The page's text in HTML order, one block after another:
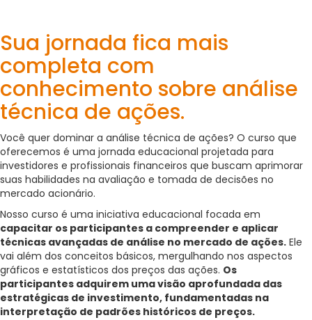
Sua jornada fica mais
completa com
conhecimento sobre análise
técnica de ações.
Você quer dominar a análise técnica de ações? O curso que
oferecemos é uma jornada educacional projetada para
investidores e profissionais financeiros que buscam aprimorar
suas habilidades na avaliação e tomada de decisões no
mercado acionário.
Nosso curso é uma iniciativa educacional focada em
capacitar os participantes a compreender e aplicar
técnicas avançadas de análise no mercado de ações. Ele
vai além dos conceitos básicos, mergulhando nos aspectos
gráficos e estatísticos dos preços das ações. Os
participantes adquirem uma visão aprofundada das
estratégicas de investimento, fundamentadas na
interpretação de padrões históricos de preços.